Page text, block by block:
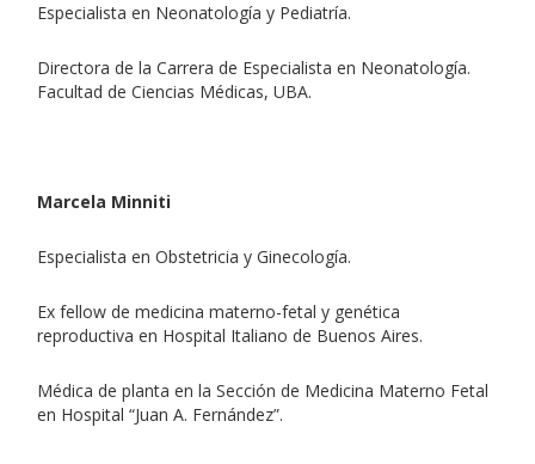
Especialista en Neonatología y Pediatría.
Directora de la Carrera de Especialista en Neonatología.
Facultad de Ciencias Médicas, UBA.
Marcela Minniti
Especialista en Obstetricia y Ginecología.
Ex fellow de medicina materno-fetal y genética
reproductiva en Hospital Italiano de Buenos Aires.
Médica de planta en la Sección de Medicina Materno Fetal
en Hospital “Juan A. Fernández”.